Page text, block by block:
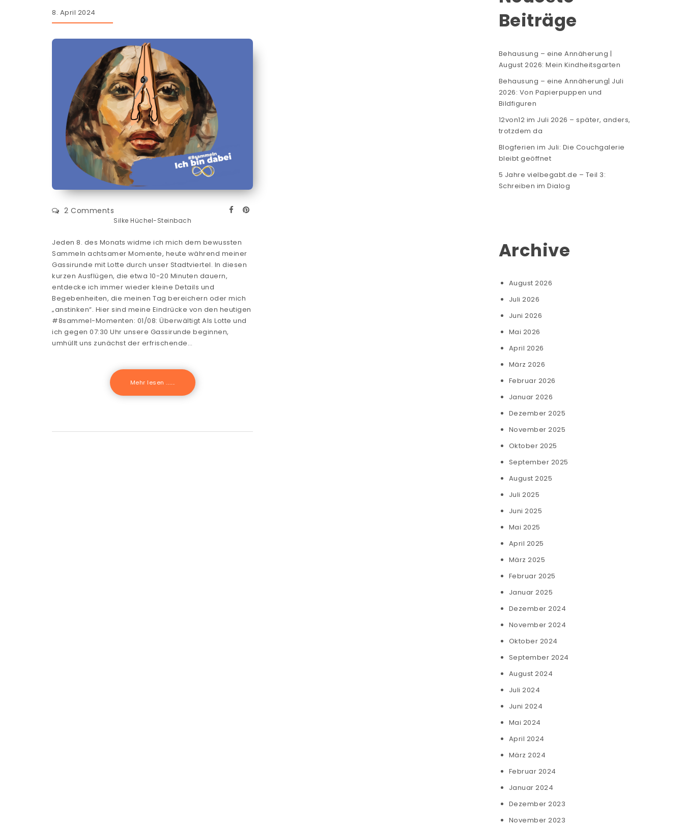
8. April 2024
Silke Hüchel-Steinbach
2 Comments
Jeden 8. des Monats widme ich mich dem bewussten
Sammeln achtsamer Momente, heute während meiner
Gassirunde mit Lotte durch unser Stadtviertel. In diesen
kurzen Ausflügen, die etwa 10-20 Minuten dauern,
entdecke ich immer wieder kleine Details und
Begebenheiten, die meinen Tag bereichern oder mich
„anstinken“. Hier sind meine Eindrücke von den heutigen
#8sammel-Momenten: 01/08: Überwältigt Als Lotte und
ich gegen 07:30 Uhr unsere Gassirunde beginnen,
umhüllt uns zunächst der erfrischende…
Mehr lesen .......
Beiträge
Behausung – eine Annäherung |
August 2026: Mein Kindheitsgarten
Behausung – eine Annäherung| Juli
2026: Von Papierpuppen und
Bildfiguren
12von12 im Juli 2026 – später, anders,
trotzdem da
Blogferien im Juli: Die Couchgalerie
bleibt geöffnet
5 Jahre vielbegabt.de – Teil 3:
Schreiben im Dialog
Archive
August 2026
Juli 2026
Juni 2026
Mai 2026
April 2026
März 2026
Februar 2026
Januar 2026
Dezember 2025
November 2025
Oktober 2025
September 2025
August 2025
Juli 2025
Juni 2025
Mai 2025
April 2025
März 2025
Februar 2025
Januar 2025
Dezember 2024
November 2024
Oktober 2024
September 2024
August 2024
Juli 2024
Juni 2024
Mai 2024
April 2024
März 2024
Februar 2024
Januar 2024
Dezember 2023
November 2023